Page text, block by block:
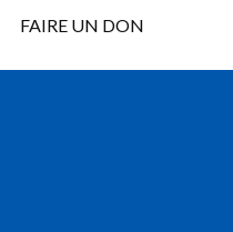
FAIRE UN DON